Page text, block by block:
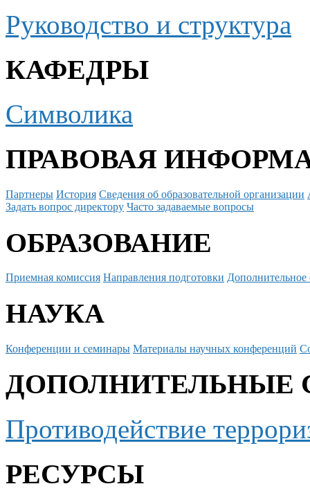
Руководство и структура
КАФЕДРЫ
Символика
ПРАВОВАЯ
Партнеры История Сведения об образовательной организации
Задать вопрос директору Часто задаваемые вопросы
ОБРАЗОВАНИЕ
Приемная комиссия Направления подготовки Дополнительное
НАУКА
Конференции и семинары Материалы научных конференций
ДОПОЛНИТЕЛЬНЫЕ
Противодействие
РЕСУРСЫ